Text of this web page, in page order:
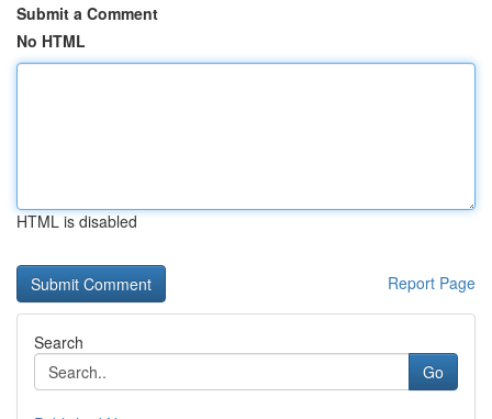
Submit a Comment
No HTML
HTML is disabled
Report Page
Search
Go